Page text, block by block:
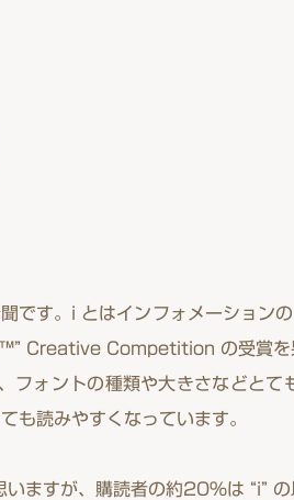
です。i とはインフォメーション
Competition の受賞を
フォントの種類や大きさなどと
読みやすくなっています。
ますが、購読者の約20％は “i”